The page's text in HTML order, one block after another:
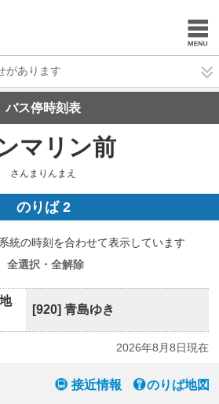
があります
バス停時刻表
マリン前さんま
さんまりんまえ
のりば 2
統の時刻を合わせて表示しています
全選択・全解除
[920] 青島ゆき
2026年8月8日現在
接近情報 のりば地図